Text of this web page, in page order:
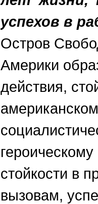
успехов в
Остров
Америки
действия,
стойкости в
вызовам,